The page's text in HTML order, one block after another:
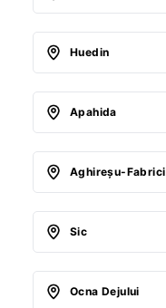
Huedin
Apahida
Aghireşu-Fabrici
Sic
Ocna Dejului